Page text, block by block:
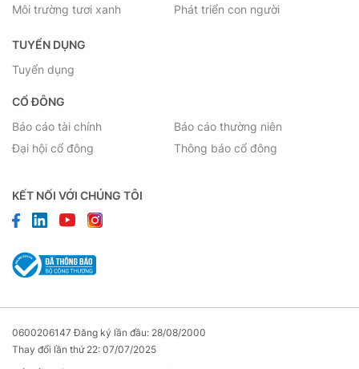
KẾT NỐI VỚI CHÚNG TÔI
Môi trường tươi xanh
Phát triển con người
TUYỂN DỤNG
Tuyển dụng
CỔ ĐÔNG
Báo cáo tài chính
Báo cáo thường niên
Đại hội cổ đông
Thông báo cổ đông
0600206147 Đăng ký lần đầu: 28/08/2000
Thay đổi lần thứ 22: 07/07/2025